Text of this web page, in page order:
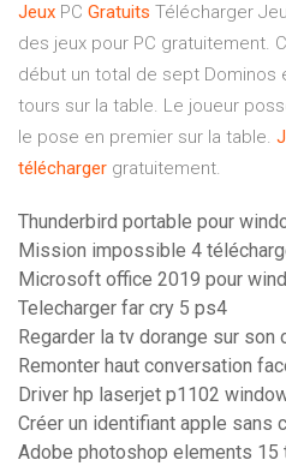
Jeux PC Gratuits Télécharger
des jeux pour PC gratuitement.
début un total de sept Dominos
tours sur la table. Le joueur
le pose en premier sur la table.
télécharger gratuitement.
Thunderbird portable pour
Mission impossible 4
Microsoft office 2019 pour
Telecharger far cry 5 ps4
Regarder la tv dorange sur son
Remonter haut conversation
Driver hp laserjet p1102
Créer un identifiant apple sans
Adobe photoshop elements 15